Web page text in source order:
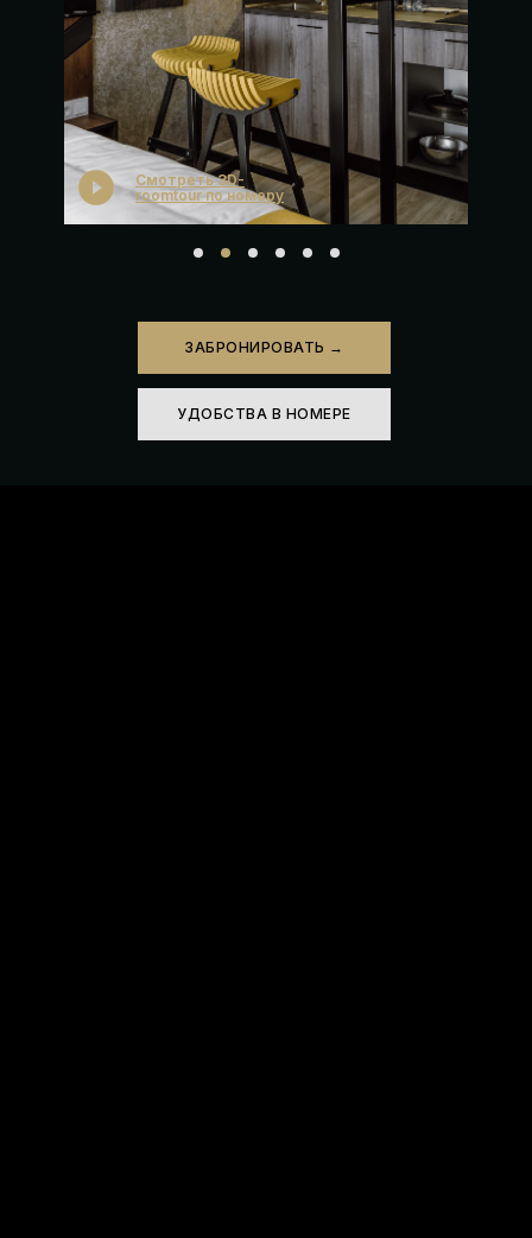
ЗАБРОНИРОВАТЬ →
УДОБСТВА В НОМЕРЕ
Смотреть 3D-
roomtour по номеру